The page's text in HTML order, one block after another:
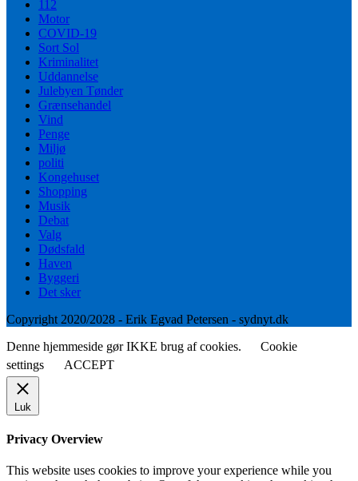
112
Motor
COVID-19
Sort Sol
Kriminalitet
Uddannelse
Julebyen Tønder
Grænsehandel
Vind
Penge
Miljø
politi
Kongehuset
Shopping
Musik
Debat
Valg
Dødsfald
Haven
Byggeri
Det sker
Copyright 2020/2028 - Erik Egvad Petersen - sydnyt.dk
Denne hjemmeside gør IKKE brug af cookies.
Cookie
settings
ACCEPT
Luk
Privacy Overview
This website uses cookies to improve your experience while you